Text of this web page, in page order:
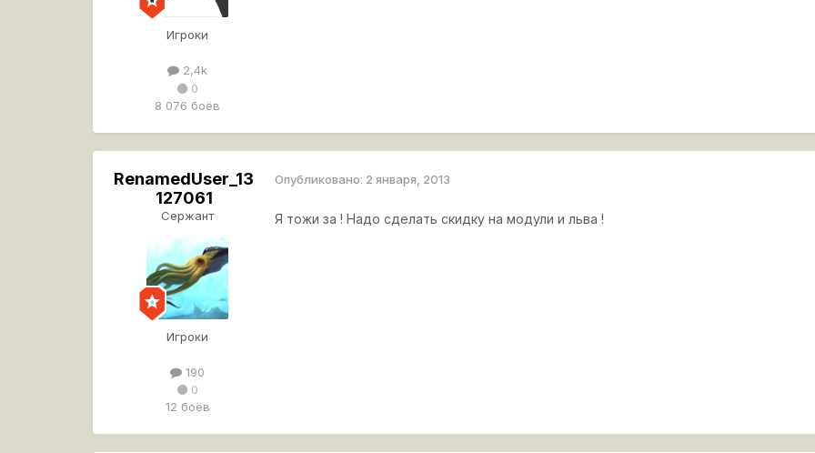
Игроки
2,4k
0
8 076 боёв
RenamedUser_13
127061
Сержант
Игроки
190
0
12 боёв
Опубликовано: 2 января, 2013
Я тожи за ! Надо сделать скидку на модули и льва !